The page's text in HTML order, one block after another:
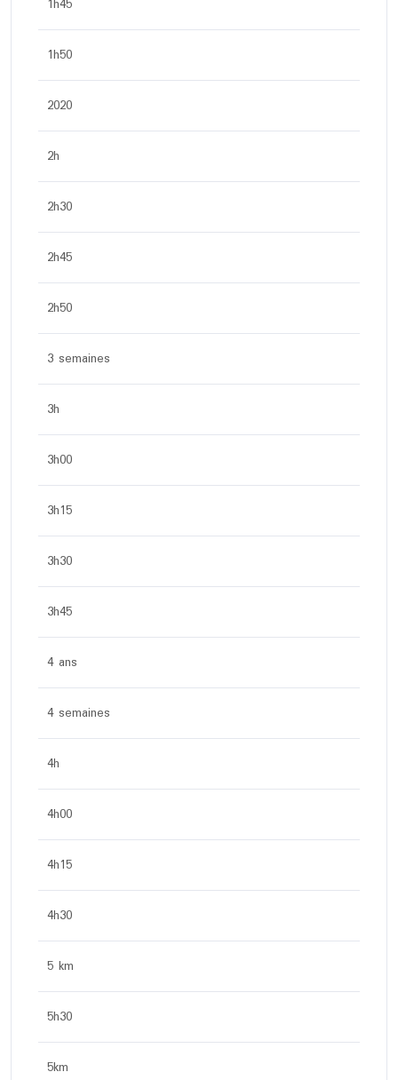
1h45
1h50
2020
2h
2h30
2h45
2h50
3 semaines
3h
3h00
3h15
3h30
3h45
4 ans
4 semaines
4h
4h00
4h15
4h30
5 km
5h30
5km